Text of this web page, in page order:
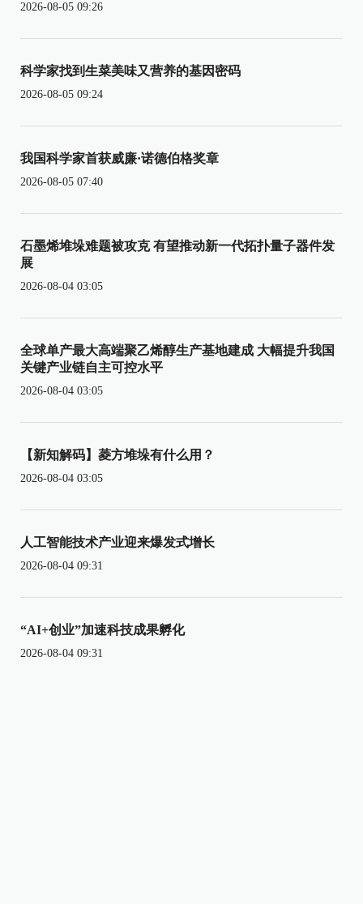
2026-08-05 09:26
科学家找到生菜美味又营养的基因密码
2026-08-05 09:24
我国科学家首获威廉·诺德伯格奖章
2026-08-05 07:40
石墨烯堆垛难题被攻克 有望推动新一代拓扑量子器件发
展
2026-08-04 03:05
全球单产最大高端聚乙烯醇生产基地建成 大幅提升我国
关键产业链自主可控水平
2026-08-04 03:05
【新知解码】菱方堆垛有什么用？
2026-08-04 03:05
人工智能技术产业迎来爆发式增长
2026-08-04 09:31
“AI+创业”加速科技成果孵化
2026-08-04 09:31